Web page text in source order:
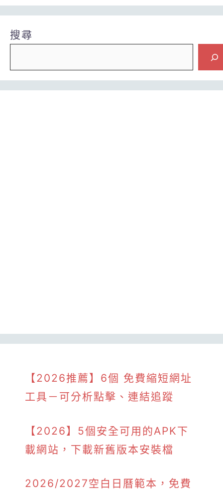
搜尋
【2026推薦】6個 免費縮短網址
工具－可分析點擊、連結追蹤
【2026】5個安全可用的APK下
載網站，下載新舊版本安裝檔
2026/2027空白日曆範本，免費